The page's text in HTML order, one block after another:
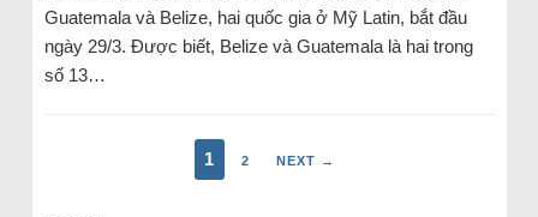
Guatemala và Belize, hai quốc gia ở Mỹ Latin, bắt đầu
ngày 29/3. Được biết, Belize và Guatemala là hai trong
số 13…
1 2 NEXT →